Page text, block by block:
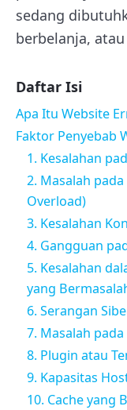
sedang
berbelanja,
Daftar Isi
Apa Itu Website
Faktor Penyebab
1. Kesalahan
2. Masalah
Overload)
3. Kesalahan
4. Gangguan
5. Kesalahan
yang
6. Serangan
7. Masalah
8. Plugin atau
9. Kapasitas
10. Cache yang